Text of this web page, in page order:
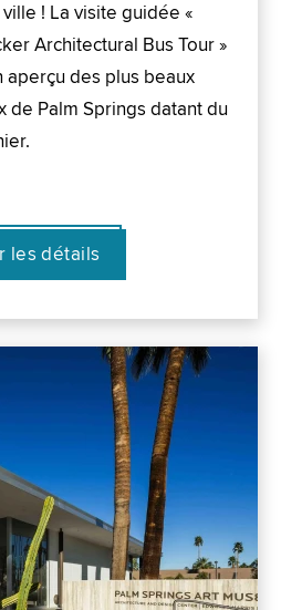
! La visite guidée «
Architectural Bus Tour »
aperçu des plus beaux
de Palm Springs datant du
les détails